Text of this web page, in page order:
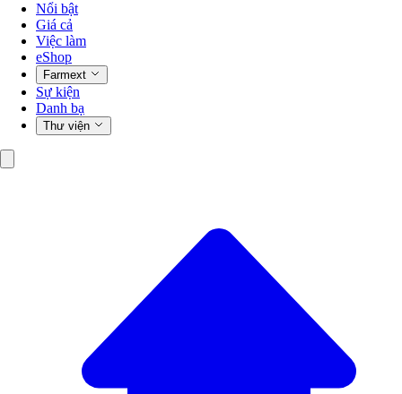
Nổi bật
Giá cả
Việc làm
eShop
Farmext
Sự kiện
Danh bạ
Thư viện